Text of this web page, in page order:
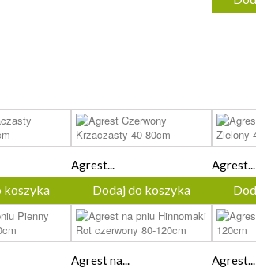
koszyka
Agrest...
Dodaj do koszyka
Agrest...
Agrest na... Agrest...